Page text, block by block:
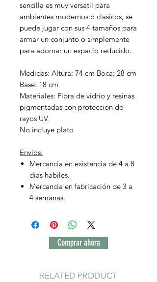
sencilla es muy versatil para
ambientes modernos o clasicos, se
puede jugar con sus 4 tamaños para
armar un conjunto o simplemente
para adornar un espacio reducido.
Medidas: Altura: 74 cm Boca: 28 cm
Base: 18 cm
Materiales: Fibra de vidrio y resinas
pigmentadas con proteccion de
rayos UV.
No incluye plato
Envios:
Mercancia en existencia de 4 a 8
dias habiles.
Mercancia en fabricación de 3 a
4 semanas.
Comprar ahora
RELATED PRODUCT